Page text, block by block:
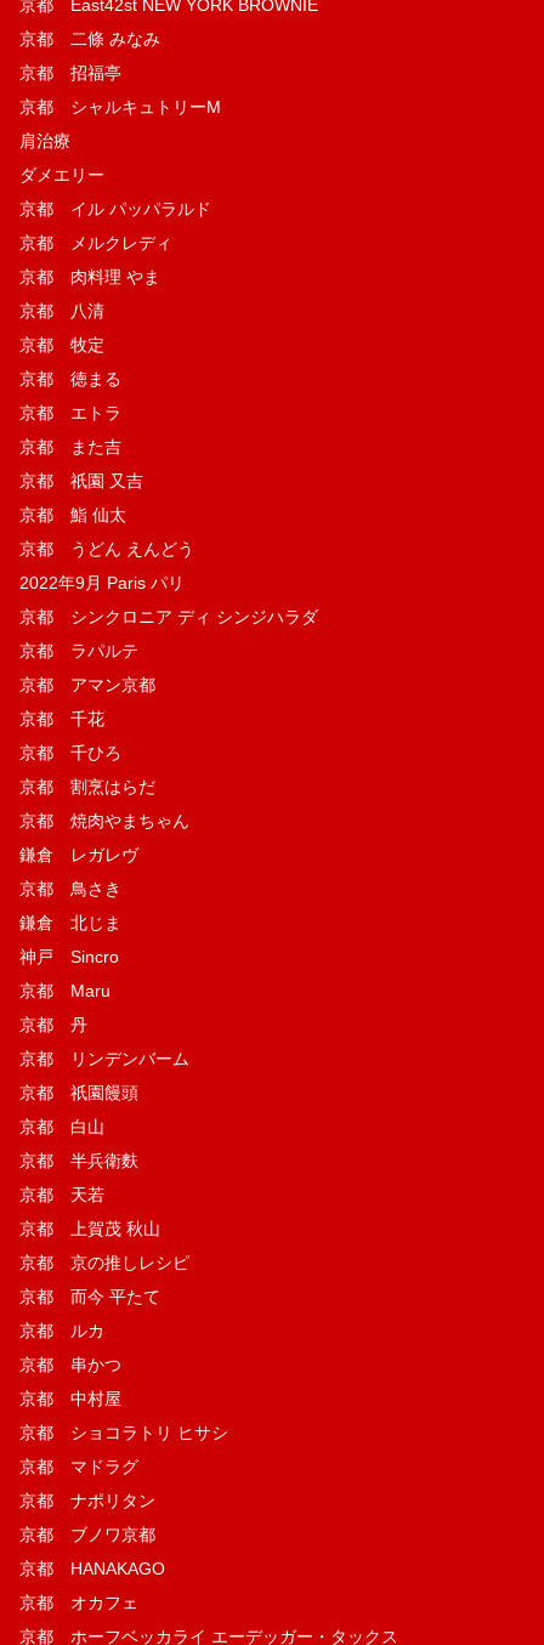
京都 East42st NEW YORK BROWNIE
京都 二條 みなみ
京都 招福亭
京都 シャルキュトリーM
肩治療
ダメエリー
京都 イル パッパラルド
京都 メルクレディ
京都 肉料理 やま
京都 八清
京都 牧定
京都 徳まる
京都 エトラ
京都 また吉
京都 祇園 又吉
京都 鮨 仙太
京都 うどん えんどう
2022年9月 Paris パリ
京都 シンクロニア ディ シンジハラダ
京都 ラパルテ
京都 アマン京都
京都 千花
京都 千ひろ
京都 割烹はらだ
京都 焼肉やまちゃん
鎌倉 レガレヴ
京都 鳥さき
鎌倉 北じま
神戸 Sincro
京都 Maru
京都 丹
京都 リンデンバーム
京都 祇園饅頭
京都 白山
京都 半兵衛麩
京都 天若
京都 上賀茂 秋山
京都 京の推しレシピ
京都 而今 平たて
京都 ルカ
京都 串かつ
京都 中村屋
京都 ショコラトリ ヒサシ
京都 マドラグ
京都 ナポリタン
京都 ブノワ京都
京都 HANAKAGO
京都 オカフェ
京都 ホーフベッカライ エーデッガー・タックス